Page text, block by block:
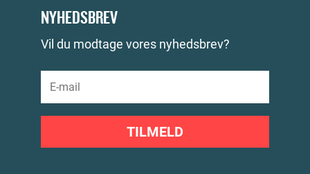
NYHEDSBREV
Vil du modtage vores nyhedsbrev?
TILMELD